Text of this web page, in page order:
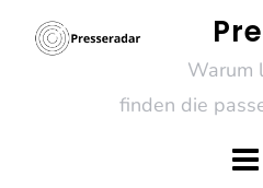
Warum
finden die